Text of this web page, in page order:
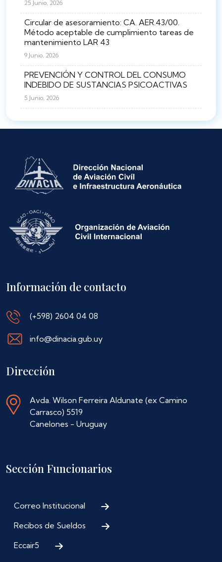
25 Junio, 2026
Circular de asesoramiento: CA. AER.43/00.
Método aceptable de cumplimiento tareas de
mantenimiento LAR 43
9 Junio, 2026
PREVENCIÓN Y CONTROL DEL CONSUMO
INDEBIDO DE SUSTANCIAS PSICOACTIVAS
5 Junio, 2026
Información de contacto
(+598) 2604 04 08
info@dinacia.gub.uy
Dirección
Avda. Wilson Ferreira Aldunate (ex Camino
Carrasco) 5519
Canelones - Uruguay
Sección Funcionarios
Correo Institucional
Recibos de Sueldos
Eccair5